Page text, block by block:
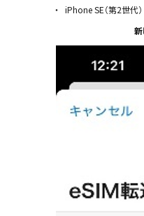
iPhone SE（第2世代）